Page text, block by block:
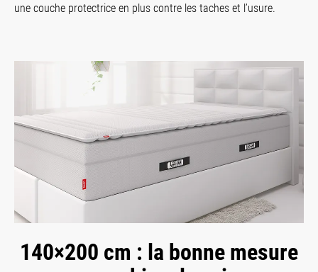
une couche protectrice en plus contre les taches et l’usure.
140×200 cm : la bonne mesure